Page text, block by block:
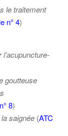
le traitement
n° 4)
goutteuse
8)
saignée (ATC